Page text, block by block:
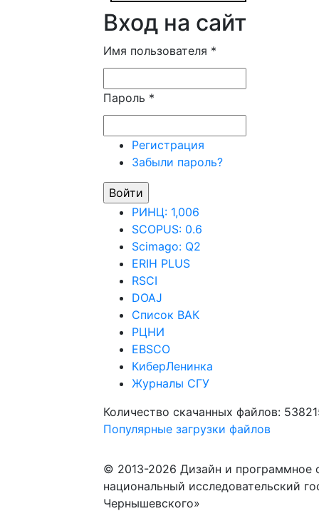
Вход на сайт
Имя пользователя *
Пароль *
Регистрация
Забыли пароль?
РИНЦ: 1,006
SCOPUS: 0.6
Scimago: Q2
ERIH PLUS
RSCI
DOAJ
Список ВАК
РЦНИ
EBSCO
КиберЛенинка
Журналы СГУ
Количество скачанных файлов:
Популярные загрузки файлов
© 2013-2026 Дизайн и программное
национальный исследовательский
Чернышевского»